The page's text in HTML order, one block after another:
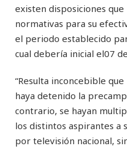
existen disposiciones
normativas para su
el periodo establecido
cual debería inicial el07
“Resulta inconcebible
haya detenido la
contrario, se hayan
los distintos aspirantes a
por televisión nacional,